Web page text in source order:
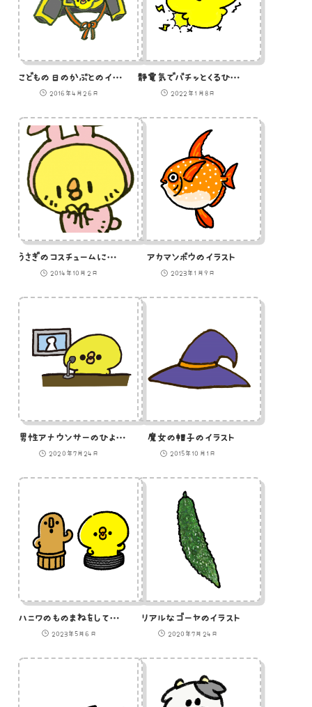
こどもの日のかぶとのイラスト
2016年4月26日
静電気でバチッとくるひよこのイラスト
2022年1月8日
うさぎのコスチュームに着替えたひよこのイラスト
2014年10月2日
アカマンボウのイラスト
2023年1月9日
男性アナウンサーのひよこのイラスト
2020年7月24日
魔女の帽子のイラスト
2015年10月1日
ハニワのものまねをしているひよこ
2023年5月6日
リアルなゴーヤのイラスト
2020年7月24日